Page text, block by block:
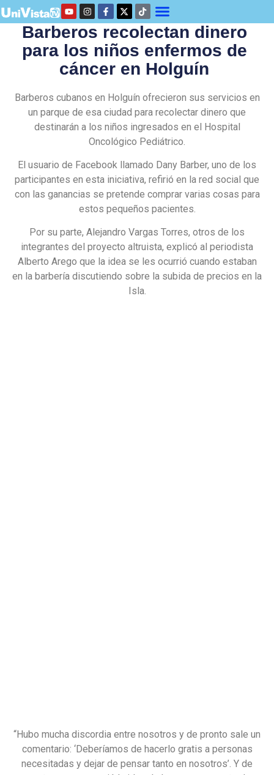
Barberos recolectan dinero
para los niños enfermos de
cáncer en Holguín
Barberos cubanos en Holguín ofrecieron sus servicios en
un parque de esa ciudad para recolectar dinero que
destinarán a los niños ingresados en el Hospital
Oncológico Pediátrico.
El usuario de Facebook llamado Dany Barber, uno de los
participantes en esta iniciativa, refirió en la red social que
con las ganancias se pretende comprar varias cosas para
estos pequeños pacientes.
Por su parte, Alejandro Vargas Torres, otros de los
integrantes del proyecto altruista, explicó al periodista
Alberto Arego que la idea se les ocurrió cuando estaban
en la barbería discutiendo sobre la subida de precios en la
Isla.
“Hubo mucha discordia entre nosotros y de pronto sale un
comentario: ‘Deberíamos de hacerlo gratis a personas
necesitadas y dejar de pensar tanto en nosotros’. Y de